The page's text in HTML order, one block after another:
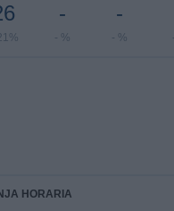
-
- %
-
- %
HORARIA